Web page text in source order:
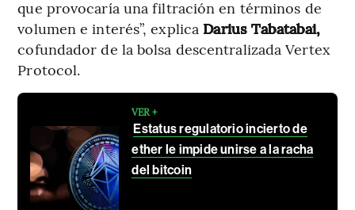
que provocaría una filtración en términos de
volumen e interés”, explica Darius Tabatabai,
cofundador de la bolsa descentralizada Vertex
Protocol.
VER +
Estatus regulatorio incierto de
ether le impide unirse a la racha
del bitcoin